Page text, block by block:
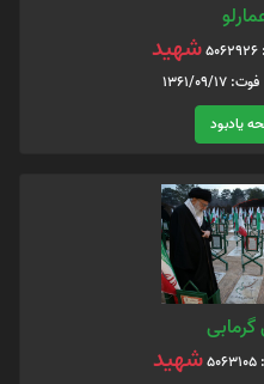
شهید
یادبود
شهید